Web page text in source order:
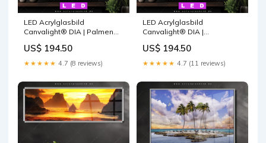
LED Acrylglasbild
Canvalight® DIA | Palmen
in cm:60 x 90
US$ 194.50
★★★★★ 4.7 (8 reviews)
LED Acrylglasbild
Canvalight® DIA |
Hochformat Größe in cm:120
x 160
US$ 194.50
★★★★★ 4.7 (11 reviews)